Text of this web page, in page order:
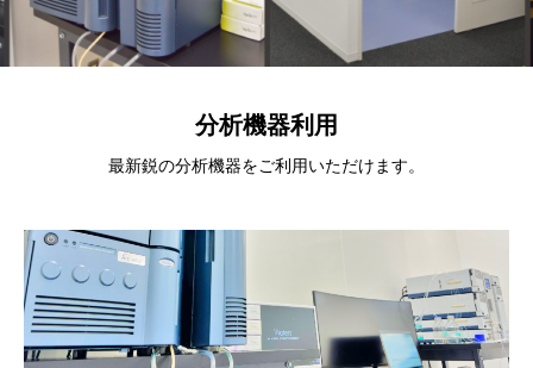
分析機器利用
最新鋭の分析機器をご利用いただけます。